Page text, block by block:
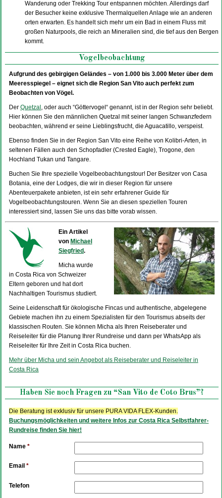
Wanderung oder Trekking Tour entspannen möchten. Allerdings darf
der Besucher keine exklusive Thermalquellen Anlage wie an anderen
orten erwarten. Es handelt sich mehr um ein Bad in einem Fluss mit
großen Naturpools, die reich an Mineralien sind, die tief aus den Bergen
kommt.
Vogelbeobachtung
Aufgrund des gebirgigen Geländes – von 1.000 bis 3.000 Meter über dem
Meeresspiegel – eignet sich die Region San Vito auch perfekt zum
Beobachten von Vögel.
Der Quetzal , oder auch “Göttervogel“ genannt, ist in der Region sehr beliebt.
Hier können Sie den männlichen Quetzal mit seiner langen Schwanzfedern
beobachten, während er seine Lieblingsfrucht, die Aguacatillo, verspeist.
Ebenso finden Sie in der Region San Vito eine Reihe von Kolibri-Arten, in
seltenen Fällen auch den Schopfadler (Crested Eagle), Trogone, den
Hochland Tukan und Tangare.
Buchen Sie Ihre spezielle Vogelbeobachtungstour! Der Besitzer von Casa
Botania, eine der Lodges, die wir in dieser Region für unsere
Abenteuerpakete anbieten, ist ein sehr erfahrener Guide für
Vogelbeobachtungstouren. Wenn Sie an diesen speziellen Touren
interessiert sind, lassen Sie uns das bitte vorab wissen.
Ein Artikel
von Michael
Siegfried.
Micha wurde
in Costa Rica von Schweizer
Eltern geboren und hat dort
Nachhaltigen Tourismus studiert.
Seine Leidenschaft für ökologische Fincas und authentische, abgelegene
Gebiete machen ihn zu einem Spezialisten für den Tourismus abseits der
klassischen Routen. Sie können Micha als Ihren Reiseberater und
Reiseleiter für die Planung Ihrer Rundreise und dann per WhatsApp als
Reiseleiter für Ihre Zeit in Costa Rica buchen.
Mehr über Micha und sein Angebot als Reiseberater und Reiseleiter in
Costa Rica
Haben Sie noch Fragen zu “San Vito de Coto Brus”?
Die Beratung ist exklusiv für unsere PURA VIDA FLEX-Kunden.
Buchungsmöglichkeiten und weitere Infos zur Costa Rica Selbstfahrer-
Rundreise finden Sie hier!
Name *
Email *
Telefon